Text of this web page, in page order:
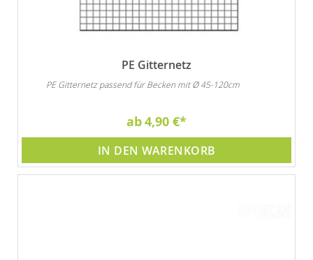
PE Gitternetz
PE Gitternetz passend für Becken mit Ø 45-120cm
ab4,90 €
IN DEN WARENKORB